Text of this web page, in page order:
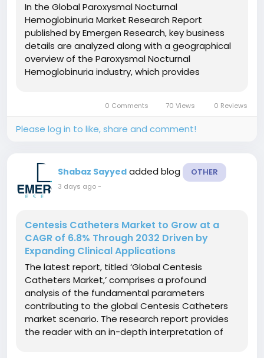
In the Global Paroxysmal Nocturnal
Hemoglobinuria Market Research Report
published by Emergen Research, key business
details are analyzed along with a geographical
overview of the Paroxysmal Nocturnal
Hemoglobinuria industry, which provides
Paroxysmal Nocturnal Hemoglobinuria market
from both a qualitative and...
0 Comments 70 Views 0 Reviews
Please log in to like, share and comment!
Shabaz Sayyed added blog OTHER
3 days ago-
Centesis Catheters Market to Grow at a
CAGR of 6.8% Through 2032 Driven by
Expanding Clinical Applications
The latest report, titled ‘Global Centesis
Catheters Market,’ comprises a profound
analysis of the fundamental parameters
contributing to the global Centesis Catheters
market scenario. The research report provides
the reader with an in-depth interpretation of